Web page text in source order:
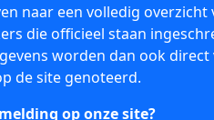
naar een volledig overzicht
die officieel staan
worden dan ook
de site genoteerd.
op onze site?